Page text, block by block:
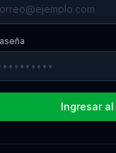
Ingresar